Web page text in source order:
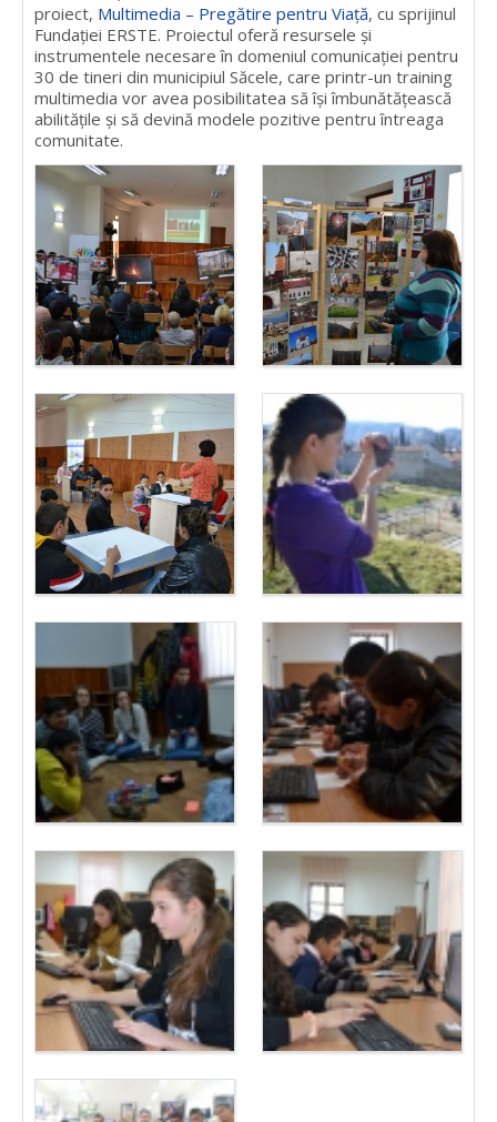
proiect, Multimedia – Pregătire pentru Viață, cu sprijinul
Fundației ERSTE. Proiectul oferă resursele și
instrumentele necesare în domeniul comunicației pentru
30 de tineri din municipiul Săcele, care printr-un training
multimedia vor avea posibilitatea să își îmbunătățească
abilitățile și să devină modele pozitive pentru întreaga
comunitate.